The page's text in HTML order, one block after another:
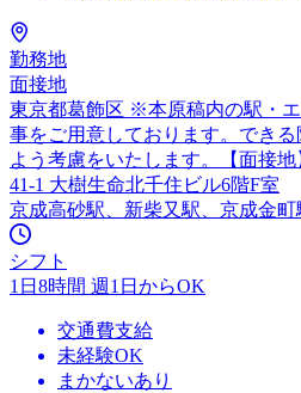
勤務地
面接地
東京都葛飾区 ※本原稿内の駅・
事をご用意しております。でき
よう考慮をいたします。【面接
41-1 大樹生命北千住ビル6階F室
京成高砂駅、新柴又駅、京成金町
シフト
1日8時間 週1日からOK
交通費支給
未経験OK
まかないあり